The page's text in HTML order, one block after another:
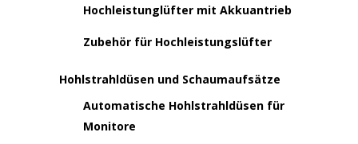
Hochleistunglüfter mit Akkuantrieb
Zubehör für Hochleistungslüfter
Hohlstrahldüsen und Schaumaufsätze
Automatische Hohlstrahldüsen für
Monitore